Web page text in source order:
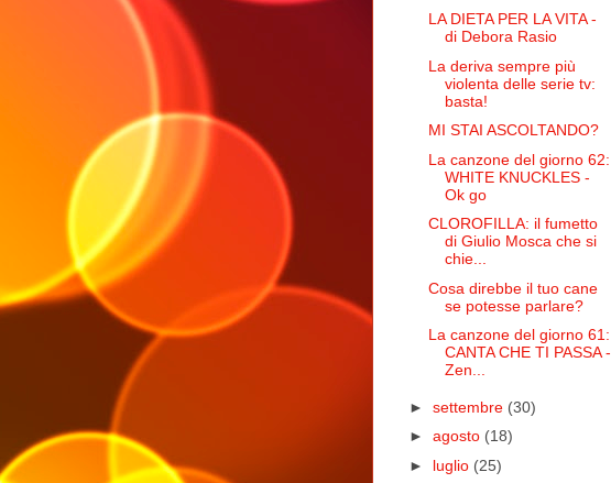
LA DIETA PER LA VITA -
di Debora Rasio
La deriva sempre più
violenta delle serie tv:
basta!
MI STAI ASCOLTANDO?
La canzone del giorno 62:
WHITE KNUCKLES -
Ok go
CLOROFILLA: il fumetto
di Giulio Mosca che si
chie...
Cosa direbbe il tuo cane
se potesse parlare?
La canzone del giorno 61:
CANTA CHE TI PASSA -
Zen...
► settembre (30)
► agosto (18)
► luglio (25)